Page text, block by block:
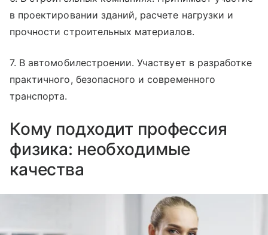
в проектировании зданий, расчете нагрузки и
прочности строительных материалов.
7. В автомобилестроении. Участвует в разработке
практичного, безопасного и современного
транспорта.
Кому подходит профессия
физика: необходимые
качества